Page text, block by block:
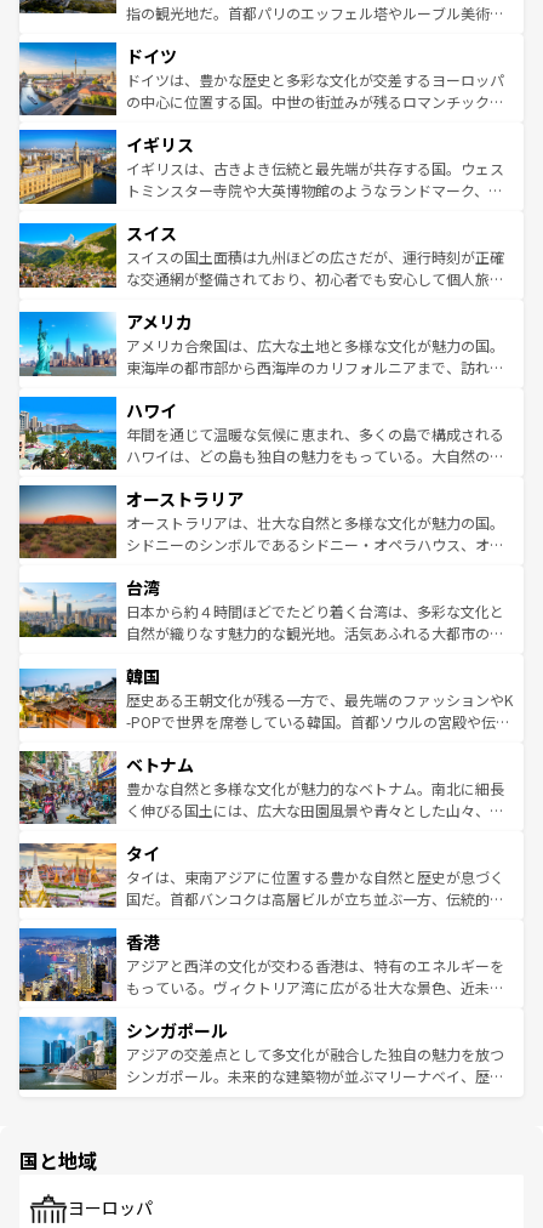
アートに溢れた街角から、地方では古代ローマ遺跡や中世
せる。地方によって風土や気候が異なるスペインはその個
性で訪れる人を魅了する。 なお、新着のスペイン情報は コ
ンテンツ一覧を参照してほしい。
指の観光地だ。首都パリのエッフェル塔やルーブル美術館
で、幅広い魅力が詰まっている。華麗な宮殿、歴史的な大
聖堂、美しいビーチ、そして豊かな自然が、訪れる者を心
から魅了する。また、フランスは美食の国としても知ら
いる。シャンパンの発祥地であるランス、プロヴァンスの
香り高いラベンダー畑など、多彩な楽しみ方が可能だ。さ
らに、パリ以外の地域にも魅力が溢れており、どの街角に
れる地方に足を運ぶとそれぞれで全く異なる文化を体験で
きるだろう。 なお、新着のフランス情報はコンテンツ一覧
を参照してほしい。
ドイツ
ドイツは、豊かな歴史と多彩な文化が交差するヨーロッパ
の中心に位置する国。中世の街並みが残るロマンチック街
顔を持つこの国は、どこを歩いても飽きることがない。ベ
ルリンの文化的活気、バイエルン州のアルプスの絶景、そ
してライン川沿いのワイン畑といった風景は必見。ビール
は、お酒好きな人にはぜひ体験してほしい。 なお、新着の
ドイツ情報はコンテンツ一覧を参照してほしい。
イギリス
イギリスは、古きよき伝統と最先端が共存する国。ウェス
トミンスター寺院や大英博物館のようなランドマーク、歴
リアごとに異なる魅力がある。また、優雅なアフタヌーン
ティー、ビール好きにはたまらない英国パブ、サッカー観
戦など、本場だからこそできる体験も豊富。イギリスを旅
ンツ一覧を参照してほしい。
スイス
スイスの国土面積は九州ほどの広さだが、運行時刻が正確
な交通網が整備されており、初心者でも安心して個人旅行
の建物がそのまま残る町や、スイスならではのユニークな
博物館もあり、アルプス観光だけでなく町歩きも満喫する
ことができる。国民の所得が高いため物価も高いが、旅行
ば市内交通費無料で観光を楽しむこともできる。 なお、新
着のスイス情報はコンテンツ一覧 を参照してほしい。
アメリカ
アメリカ合衆国は、広大な土地と多様な文化が魅力の国。
東海岸の都市部から西海岸のカリフォルニアまで、訪れる
のような巨大都市は、観光、ショッピング、エンターテイ
ンメントが詰まった刺激的なスポットだ。一方、アメリカ
西部には大自然が広がり、グランドキャニオンやイエロー
部のニューオーリンズでは、音楽と美食が融合した独特の
文化が魅力。旅行者はアメリカの各地域で異なる魅力を楽
しみながら、その多様性と豊かな歴史を感じることができ
ならではの贅沢な旅のスタイルだ。 なお、新着のアメリカ
情報はコンテンツ一覧を参照してほしい。
ハワイ
年間を通じて温暖な気候に恵まれ、多くの島で構成される
ハワイは、どの島も独自の魅力をもっている。大自然の神
ワイ島は見逃せない。また、定番の観光地といえばオアフ
島だが、静かな自然を求めるならマウイ島やカウアイ島が
おすすめ。エメラルドグリーンに輝く海をはじめ、豊かな
れるおもてなしの心で訪れる人々を迎えてくれるハワイの
人々、おいしいローカルフードやハワイアンミュージッ
ク、伝統的なフラダンスなど、すべてがハワイの魅力を彩
ワイを、存分に味わってほしい。 なお、新着のハワイ情報
はコンテンツ一覧を参照してほしい。
オーストラリア
オーストラリアは、壮大な自然と多様な文化が魅力の国。
シドニーのシンボルであるシドニー・オペラハウス、オー
リアリーフや大陸中央部にそびえるウルル（エアーズロッ
ク）、タスマニアの美しい原生林やケアンズの熱帯雨林な
ど、見どころがたくさん。また、カフェやワイン、オージ
いる。アクティビティも充実しており、サーフィンやダイ
ビング、ハイキングなど、アウトドア好きにはたまらな
い。オーストラリアの多彩な魅力を存分に味わいつくそ
参照してほしい。
台湾
日本から約４時間ほどでたどり着く台湾は、多彩な文化と
自然が織りなす魅力的な観光地。活気あふれる大都市の台
ン）、静ひつな山岳地帯である台湾東部など、都市の喧騒
と山間の静けさが共存しており、訪れる人に新しい発見と
驚きをもたらしてくれる。また、奥深い台湾の食文化も魅
容にもいいと評判のスイーツなど、バラエティ豊かな料理
が味わえる。 なお、新着の台湾情報は コンテンツ一覧を参
照してほしい。
韓国
歴史ある王朝文化が残る一方で、最先端のファッションやK
-POPで世界を席巻している韓国。首都ソウルの宮殿や伝統
き、地方に足を延ばせば四季折々の自然美を楽しむことが
できる。そして、キムチや焼肉、絶品のストリートフード
まで、さまざまな韓国料理が待っている。夜には、韓国な
リティに包まれながら、韓国の多彩な魅力を心ゆくまで味
わってみてほしい。 なお、新着の韓国情報はコンテンツ一
覧を参照してほしい。
ベトナム
豊かな自然と多様な文化が魅力的なベトナム。南北に細長
く伸びる国土には、広大な田園風景や青々とした山々、世
急速な発展と共に伝統が息づく。ハノイの古い町並みやホ
ーチミン市のフランス統治時代の建物も、独特の雰囲気を
醸し出している。また、バラエティの豊かさとおいしさで
とつ。フォーやバインミー、ベトナムコーヒーなどは、ぜ
ひ現地で味わいたい。どの地域を訪れてもあたたかい人々
が旅行者を迎えてくれるので、きっと忘れられない旅にな
参照してほしい。
タイ
タイは、東南アジアに位置する豊かな自然と歴史が息づく
国だ。首都バンコクは高層ビルが立ち並ぶ一方、伝統的な
の活気が交差している。北部ではチェンマイなどの山岳地
帯で自然と触れ合い、南部ではプーケットやクラビの美し
いビーチでリゾート気分を楽しむことができる。タイ料理
激する。気候は一年中温暖で、どの季節にも異なる楽しみ
が待っている。親しみやすいタイの人々、仏教を中心とし
た文化、そして多様な観光資源が、訪れる旅人を魅了し続
香港
アジアと西洋の文化が交わる香港は、特有のエネルギーを
もっている。ヴィクトリア湾に広がる壮大な景色、近未来
み、どこを訪れても感動するはず。観光スポットが密集し
ており、効率よく見どころを回れるのも魅力。息をのむよ
うな絶景から文化的な体験まで、香港を存分に楽しみ尽く
シンガポール
アジアの交差点として多文化が融合した独自の魅力を放つ
シンガポール。未来的な建築物が並ぶマリーナベイ、歴史
で、ホーカーズは地元の風情を楽しめる外せないスポット
国と地域
ヨーロッパ